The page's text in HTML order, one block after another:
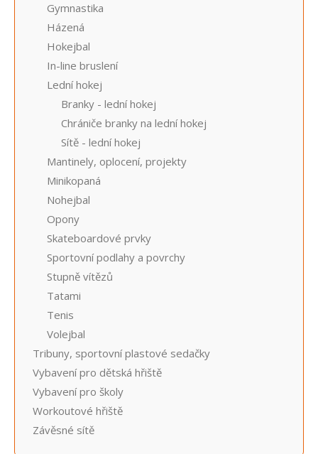
Gymnastika
Házená
Hokejbal
In-line bruslení
Lední hokej
Branky - lední hokej
Chrániče branky na lední hokej
Sítě - lední hokej
Mantinely, oplocení, projekty
Minikopaná
Nohejbal
Opony
Skateboardové prvky
Sportovní podlahy a povrchy
Stupně vítězů
Tatami
Tenis
Volejbal
Tribuny, sportovní plastové sedačky
Vybavení pro dětská hřiště
Vybavení pro školy
Workoutové hřiště
Závěsné sítě